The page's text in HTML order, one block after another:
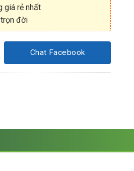
giá rẻ nhất
trọn đời
Chat Facebook